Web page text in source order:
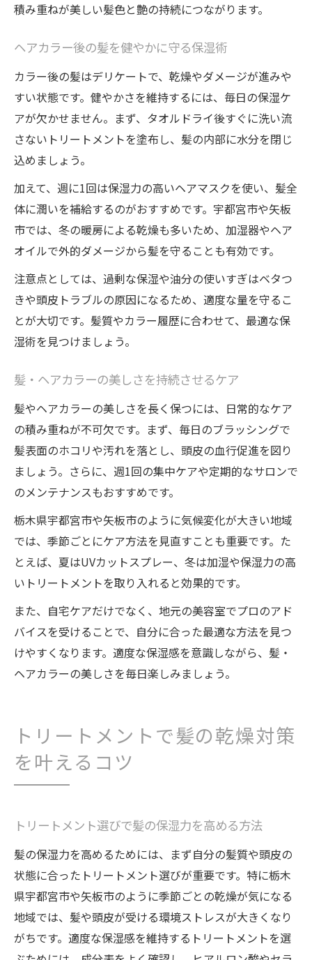
積み重ねが美しい髪色と艶の持続につながります。
ヘアカラー後の髪を健やかに守る保湿術
カラー後の髪はデリケートで、乾燥やダメージが進みや
すい状態です。健やかさを維持するには、毎日の保湿ケ
アが欠かせません。まず、タオルドライ後すぐに洗い流
さないトリートメントを塗布し、髪の内部に水分を閉じ
込めましょう。
加えて、週に1回は保湿力の高いヘアマスクを使い、髪全
体に潤いを補給するのがおすすめです。宇都宮市や矢板
市では、冬の暖房による乾燥も多いため、加湿器やヘア
オイルで外的ダメージから髪を守ることも有効です。
注意点としては、過剰な保湿や油分の使いすぎはベタつ
きや頭皮トラブルの原因になるため、適度な量を守るこ
とが大切です。髪質やカラー履歴に合わせて、最適な保
湿術を見つけましょう。
髪・ヘアカラーの美しさを持続させるケア
髪やヘアカラーの美しさを長く保つには、日常的なケア
の積み重ねが不可欠です。まず、毎日のブラッシングで
髪表面のホコリや汚れを落とし、頭皮の血行促進を図り
ましょう。さらに、週1回の集中ケアや定期的なサロンで
のメンテナンスもおすすめです。
栃木県宇都宮市や矢板市のように気候変化が大きい地域
では、季節ごとにケア方法を見直すことも重要です。た
とえば、夏はUVカットスプレー、冬は加湿や保湿力の高
いトリートメントを取り入れると効果的です。
また、自宅ケアだけでなく、地元の美容室でプロのアド
バイスを受けることで、自分に合った最適な方法を見つ
けやすくなります。適度な保湿感を意識しながら、髪・
ヘアカラーの美しさを毎日楽しみましょう。
トリートメントで髪の乾燥対策
を叶えるコツ
トリートメント選びで髪の保湿力を高める方法
髪の保湿力を高めるためには、まず自分の髪質や頭皮の
状態に合ったトリートメント選びが重要です。特に栃木
県宇都宮市や矢板市のように季節ごとの乾燥が気になる
地域では、髪や頭皮が受ける環境ストレスが大きくなり
がちです。適度な保湿感を維持するトリートメントを選